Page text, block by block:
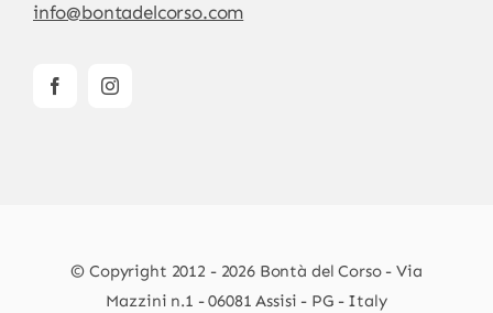
info@bontadelcorso.com
© Copyright 2012 - 2026 Bontà del Corso - Via
Mazzini n.1 - 06081 Assisi - PG - Italy